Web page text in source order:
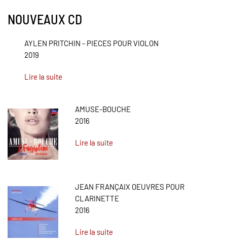
NOUVEAUX CD
AYLEN PRITCHIN - PIECES POUR VIOLON
2019
Lire la suite
AMUSE-BOUCHE
2016
Lire la suite
JEAN FRANÇAIX OEUVRES POUR
CLARINETTE
2016
Lire la suite